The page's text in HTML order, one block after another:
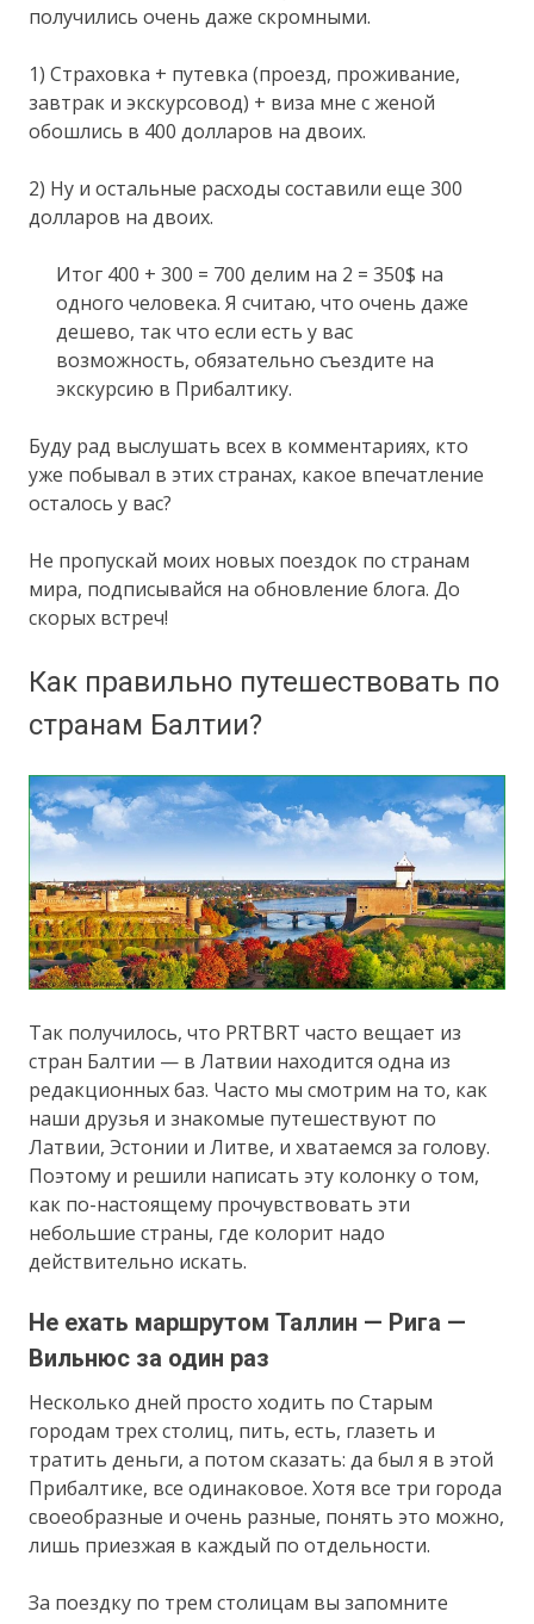
получились очень даже скромными.
1) Страховка + путевка (проезд, проживание,
завтрак и экскурсовод) + виза мне с женой
обошлись в 400 долларов на двоих.
2) Ну и остальные расходы составили еще 300
долларов на двоих.
Итог 400 + 300 = 700 делим на 2 = 350$ на
одного человека. Я считаю, что очень даже
дешево, так что если есть у вас
возможность, обязательно съездите на
экскурсию в Прибалтику.
Буду рад выслушать всех в комментариях, кто
уже побывал в этих странах, какое впечатление
осталось у вас?
Не пропускай моих новых поездок по странам
мира, подписывайся на обновление блога. До
скорых встреч!
Как правильно путешествовать по
странам Балтии?
Так получилось, что PRTBRT часто вещает из
стран Балтии — в Латвии находится одна из
редакционных баз. Часто мы смотрим на то, как
наши друзья и знакомые путешествуют по
Латвии, Эстонии и Литве, и хватаемся за голову.
Поэтому и решили написать эту колонку о том,
как по-настоящему прочувствовать эти
небольшие страны, где колорит надо
действительно искать.
Не ехать маршрутом Таллин — Рига —
Вильнюс за один раз
Несколько дней просто ходить по Старым
городам трех столиц, пить, есть, глазеть и
тратить деньги, а потом сказать: да был я в этой
Прибалтике, все одинаковое. Хотя все три города
своеобразные и очень разные, понять это можно,
лишь приезжая в каждый по отдельности.
За поездку по трем столицам вы запомните